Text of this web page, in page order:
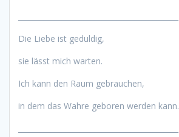
Die Liebe ist geduldig,
sie lässt mich warten.
Ich kann den Raum gebrauchen,
in dem das Wahre geboren werden kann.